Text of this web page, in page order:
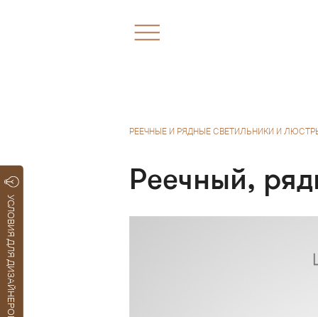
УСЛОВИЯ ДЛЯ ДИЗАЙНЕРОВ
РЕЕЧНЫЕ И РЯДНЫЕ СВЕТИЛЬНИКИ И
Реечный,